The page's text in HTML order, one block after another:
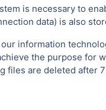
is necessary to
data) is also
information
the purpose
files are deleted after